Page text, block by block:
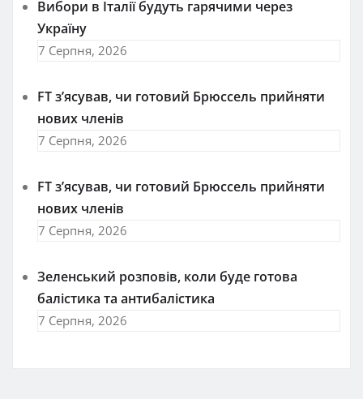
Вибори в Італії будуть гарячими через
Україну
7 Серпня, 2026
FT зʼясував, чи готовий Брюссель прийняти
нових членів
7 Серпня, 2026
FT зʼясував, чи готовий Брюссель прийняти
нових членів
7 Серпня, 2026
Зеленський розповів, коли буде готова
балістика та антибалістика
7 Серпня, 2026